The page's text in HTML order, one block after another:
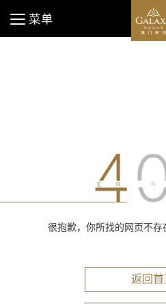
菜单
很抱歉，你所找的网页不存
返回